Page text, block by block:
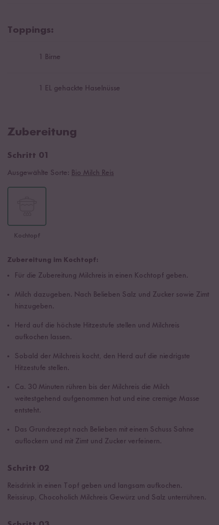
Toppings:
1 Birne
1 EL gehackte Haselnüsse
Zubereitung
Schritt 01
Ausgewählte Sorte: Bio Milch Reis
Kochtopf
Zubereitung im Kochtopf:
Für die Zubereitung Milchreis in einen Kochtopf geben.
Milch dazugeben. Nach Belieben Salz und Zucker sowie Zimt
hinzugeben.
Herd auf die höchste Hitzestufe stellen und Milchreis
aufkochen lassen.
Sobald der Milchreis kocht, den Herd auf die niedrigste
Hitzestufe stellen.
Ca. 30 Minuten rühren bis der Milchreis die Milch
weitestgehend aufgenommen hat und eine cremige Masse
entsteht.
Das Grundrezept nach Belieben mit einem Schuss Sahne
auflockern und mit Zimt und Zucker verfeinern.
Schritt 02
Reisdrink in einen Topf geben und langsam aufkochen.
Reissirup, Chocoholich Milchreis Gewürz und Salz unterrühren.